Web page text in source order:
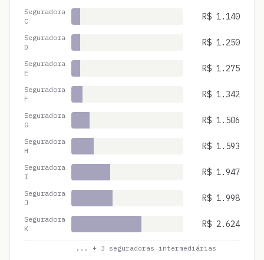
Seguradora
C
R$ 1.140
Seguradora
D
R$ 1.250
Seguradora
E
R$ 1.275
Seguradora
F
R$ 1.342
Seguradora
G
R$ 1.506
Seguradora
H
R$ 1.593
Seguradora
I
R$ 1.947
Seguradora
J
R$ 1.998
Seguradora
K
R$ 2.624
... + 3 seguradoras intermediárias